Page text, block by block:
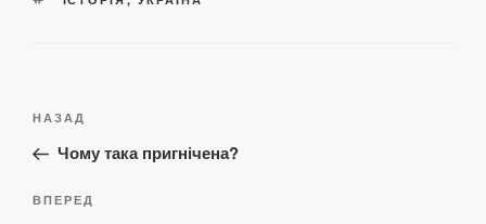
записів
Попередній
запис:
НАЗАД
Чому така пригнічена?
Наступний
ВПЕРЕД